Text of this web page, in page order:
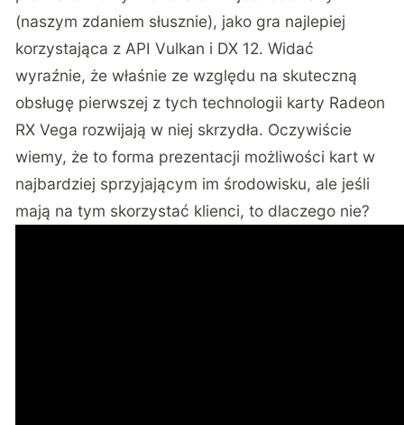
(naszym zdaniem słusznie), jako gra najlepiej
korzystająca z API Vulkan i DX 12. Widać
wyraźnie, że właśnie ze względu na skuteczną
obsługę pierwszej z tych technologii karty Radeon
RX Vega rozwijają w niej skrzydła. Oczywiście
wiemy, że to forma prezentacji możliwości kart w
najbardziej sprzyjającym im środowisku, ale jeśli
mają na tym skorzystać klienci, to dlaczego nie?